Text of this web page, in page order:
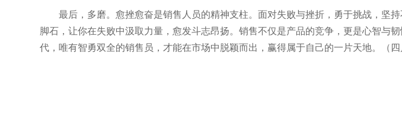
最后，多磨。愈挫愈奋是销售人员的精神支柱。面对失败与挫折，勇于挑战，坚
脚石，让你在失败中汲取力量，愈发斗志昂扬。销售不仅是产品的竞争，更是心智与
代，唯有智勇双全的销售员，才能在市场中脱颖而出，赢得属于自己的一片天地。（四